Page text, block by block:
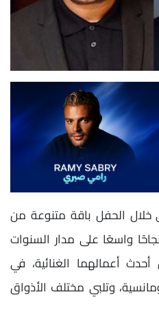
خلال الحفل باقة متنوعة من
واسعًا على مدار السنوات
أعمالهما الغنائية، في
وتلبي مختلف الأذواق